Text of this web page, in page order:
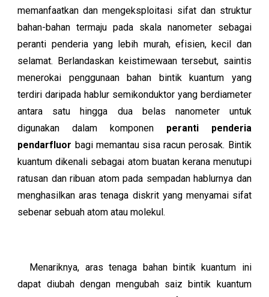
memanfaatkan dan mengeksploitasi sifat dan struktur
bahan-bahan termaju pada skala nanometer sebagai
peranti penderia yang lebih murah, efisien, kecil dan
selamat. Berlandaskan keistimewaan tersebut, saintis
menerokai penggunaan bahan bintik kuantum yang
terdiri daripada hablur semikonduktor yang berdiameter
antara satu hingga dua belas nanometer untuk
digunakan dalam komponen peranti penderia
pendarfluor bagi memantau sisa racun perosak. Bintik
kuantum dikenali sebagai atom buatan kerana menutupi
ratusan dan ribuan atom pada sempadan hablurnya dan
menghasilkan aras tenaga diskrit yang menyamai sifat
sebenar sebuah atom atau molekul.
Menariknya, aras tenaga bahan bintik kuantum ini
dapat diubah dengan mengubah saiz bintik kuantum